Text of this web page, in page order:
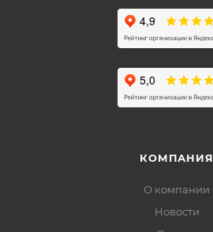
КОМПАНИЯ
О компании
Новости